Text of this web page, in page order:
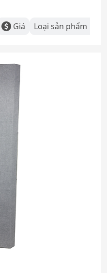
Giá Loại sản phẩm